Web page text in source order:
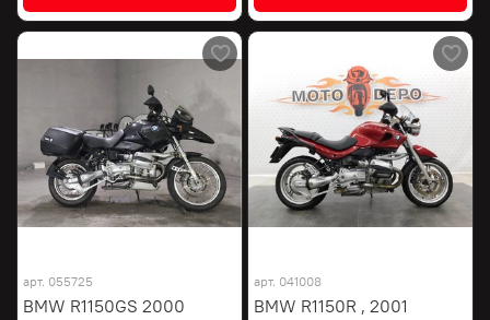
арт. 055725
BMW R1150GS 2000
арт. 041008
BMW R1150R , 2001